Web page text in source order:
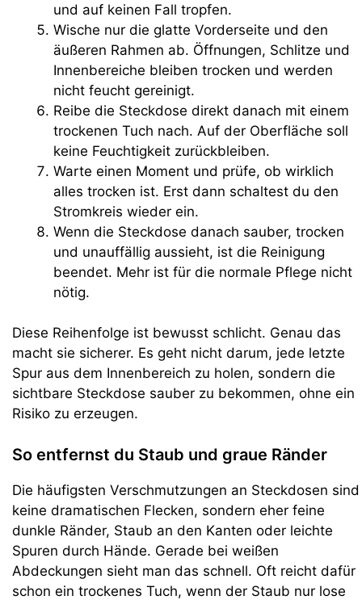
und auf keinen Fall tropfen.
Wische nur die glatte Vorderseite und den
äußeren Rahmen ab. Öffnungen, Schlitze und
Innenbereiche bleiben trocken und werden
nicht feucht gereinigt.
Reibe die Steckdose direkt danach mit einem
trockenen Tuch nach. Auf der Oberfläche soll
keine Feuchtigkeit zurückbleiben.
Warte einen Moment und prüfe, ob wirklich
alles trocken ist. Erst dann schaltest du den
Stromkreis wieder ein.
Wenn die Steckdose danach sauber, trocken
und unauffällig aussieht, ist die Reinigung
beendet. Mehr ist für die normale Pflege nicht
nötig.
Diese Reihenfolge ist bewusst schlicht. Genau das
macht sie sicherer. Es geht nicht darum, jede letzte
Spur aus dem Innenbereich zu holen, sondern die
sichtbare Steckdose sauber zu bekommen, ohne ein
Risiko zu erzeugen.
So entfernst du Staub und graue Ränder
Die häufigsten Verschmutzungen an Steckdosen sind
keine dramatischen Flecken, sondern eher feine
dunkle Ränder, Staub an den Kanten oder leichte
Spuren durch Hände. Gerade bei weißen
Abdeckungen sieht man das schnell. Oft reicht dafür
schon ein trockenes Tuch, wenn der Staub nur lose